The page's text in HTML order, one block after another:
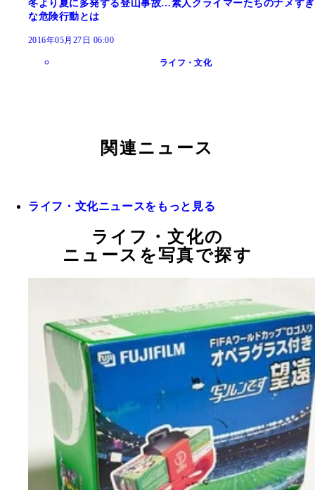
冬より夏に多発する登山事故…素人クライマーたちのナメすぎ
な危険行動とは
2016年05月27日 06:00
ライフ・文化
関連ニュース
ライフ・文化ニュースをもっと見る
ライフ・文化の
ニュースを写真で探す